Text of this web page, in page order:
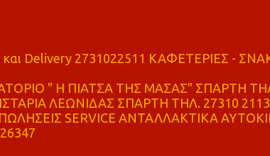
και Delivery 2731022511 ΚΑΦΕΤΕΡΙΕΣ -
" Η ΠΙΑΤΣΑ ΤΗΣ ΜΑΣΑΣ" ΣΠΑΡΤΗ
ΛΕΩΝΙΔΑΣ ΣΠΑΡΤΗ ΤΗΛ. 27310
SERVICE ΑΝΤΑΛΛΑΚΤΙΚΑ